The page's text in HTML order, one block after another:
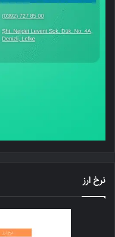
نرخ ارز